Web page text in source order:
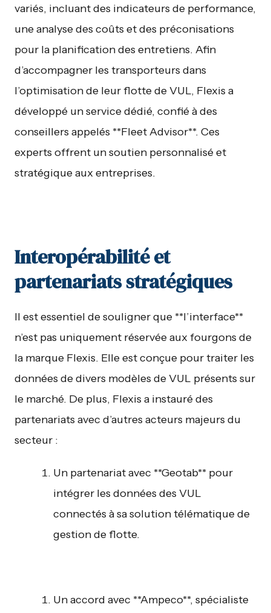
variés, incluant des indicateurs de performance,
une analyse des coûts et des préconisations
pour la planification des entretiens. Afin
d’accompagner les transporteurs dans
l’optimisation de leur flotte de VUL, Flexis a
développé un service dédié, confié à des
conseillers appelés **Fleet Advisor**. Ces
experts offrent un soutien personnalisé et
stratégique aux entreprises.
Interopérabilité et
partenariats stratégiques
Il est essentiel de souligner que **l’interface**
n’est pas uniquement réservée aux fourgons de
la marque Flexis. Elle est conçue pour traiter les
données de divers modèles de VUL présents sur
le marché. De plus, Flexis a instauré des
partenariats avec d’autres acteurs majeurs du
secteur :
Un partenariat avec **Geotab** pour
intégrer les données des VUL
connectés à sa solution télématique de
gestion de flotte.
Un accord avec **Ampeco**, spécialiste